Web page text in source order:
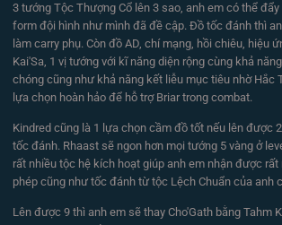
3 tướng Tộc Thượng Cổ lên 3 sao, anh em có thể
form đội hình như mình đã đề cập. Đồ tốc đánh thì
làm carry phụ. Còn đồ AD, chí mạng, hồi chiêu, hiệu
Kai'Sa, 1 vị tướng với kĩ năng diện rộng cùng khả
chóng cũng như khả năng kết liễu mục tiêu nhờ Hắc
lựa chọn hoàn hảo để hỗ trợ Briar trong combat.
Kindred cũng là 1 lựa chọn cầm đồ tốt nếu lên được
tốc đánh. Rhaast sẽ ngon hơn mọi tướng 5 vàng ở
rất nhiều tộc hệ kích hoạt giúp anh em nhận được rất
phép cũng như tốc đánh từ tộc Lệch Chuẩn của anh
Lên được 9 thì anh em sẽ thay Cho'Gath bằng Tahm